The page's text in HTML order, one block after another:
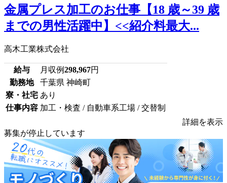
金属プレス加工のお仕事【18 歳～39 歳
までの男性活躍中】<<紹介料最大...
高木工業株式会社
給与 月収例298,967円
勤務地
千葉県 神崎町
寮・社宅 あり
仕事内容 加工・検査 / 自動車系工場 / 交替制
詳細を表示
募集が停止しています